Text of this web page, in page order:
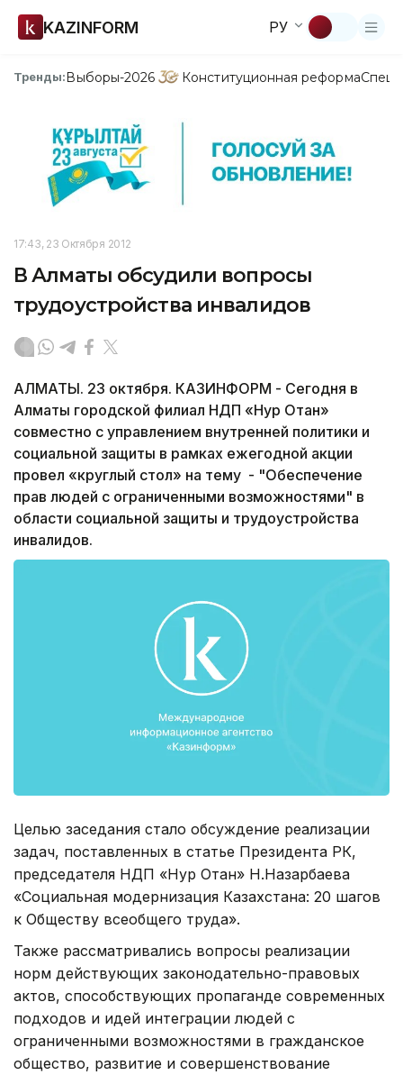
KAZINFORM РУ
Тренды:Выборы-2026 Конституционная реформа
17:43, 23 Октября 2012
В Алматы обсудили вопросы
трудоустройства инвалидов
АЛМАТЫ. 23 октября. КАЗИНФОРМ - Сегодня в
Алматы городской филиал НДП «Нур Отан»
совместно с управлением внутренней политики и
социальной защиты в рамках ежегодной акции
провел «круглый стол» на тему - "Обеспечение
прав людей с ограниченными возможностями" в
области социальной защиты и трудоустройства
инвалидов.
Целью заседания стало обсуждение реализации
задач, поставленных в статье Президента РК,
председателя НДП «Нур Отан» Н.Назарбаева
«Социальная модернизация Казахстана: 20 шагов
к Обществу всеобщего труда».
Также рассматривались вопросы реализации
норм действующих законодательно-правовых
актов, способствующих пропаганде современных
подходов и идей интеграции людей с
ограниченными возможностями в гражданское
общество, развитие и совершенствование